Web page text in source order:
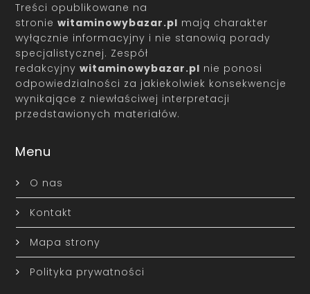
Treści opublikowane na
stroniewitaminowybazar.pl mają charakter
wyłącznie informacyjny i nie stanowią porady
specjalistycznej. Zespół
redakcyjnywitaminowybazar.pl nie ponosi
odpowiedzialności za jakiekolwiek konsekwencje
wynikające z niewłaściwej interpretacji
przedstawionych materiałów.
Menu
O nas
Kontakt
Mapa strony
Polityka prywatności